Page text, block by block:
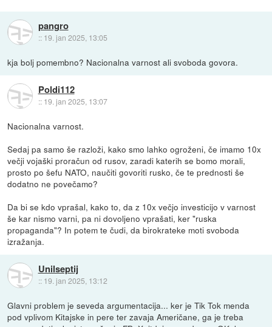
pangro
:: 19. jan 2025, 13:05
kja bolj pomembno? Nacionalna varnost ali svoboda govora.
Poldi112
:: 19. jan 2025, 13:07
Nacionalna varnost.
Sedaj pa samo še razloži, kako smo lahko ogroženi, če imamo 10x
večji vojaški proračun od rusov, zaradi katerih se bomo morali,
prosto po šefu NATO, naučiti govoriti rusko, če te prednosti še
dodatno ne povečamo?
Da bi se kdo vprašal, kako to, da z 10x večjo investicijo v varnost
še kar nismo varni, pa ni dovoljeno vprašati, ker "ruska
propaganda"? In potem te čudi, da birokrateke moti svoboda
izražanja.
Unilseptij
:: 19. jan 2025, 13:12
Glavni problem je seveda argumentacija... ker je Tik Tok menda
pod vplivom Kitajske in pere ter zavaja Američane, ga je treba